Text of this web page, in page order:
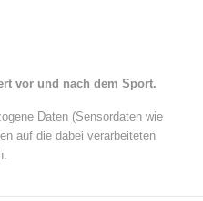
vor und nach dem Sport.
Daten (Sensordaten wie
auf die dabei verarbeiteten